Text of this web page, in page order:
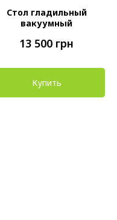
Стол гладильный
вакуумный
13 500 грн
Купить